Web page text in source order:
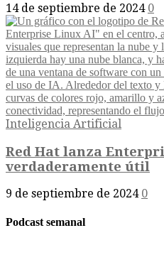
14 de septiembre de 2024 0
Inteligencia Artificial
Red Hat lanza
verdaderamente útil
9 de septiembre de 2024 0
Podcast semanal